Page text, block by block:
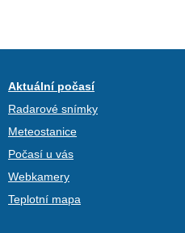
Aktuální počasí
Radarové snímky
Meteostanice
Počasí u vás
Webkamery
Teplotní mapa